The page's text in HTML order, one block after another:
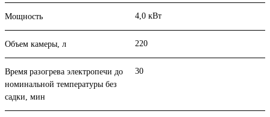
Мощность 4,0 кВт
Объем камеры, л 220
Время разогрева электропечи до
номинальной температуры без
садки, мин
30